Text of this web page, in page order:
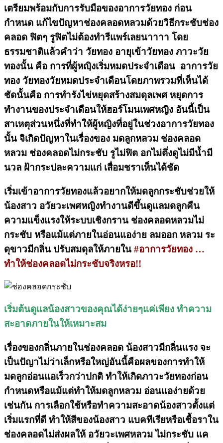
เตรียมพร้อมกับการรับมือของอาการวัยทอง ก่อน
กำหนด แก้ไขปัญหาช่องคลอดหลวมด้วยวิธีกระชับช่อง
คลอด ฟิตๆ รูฟิตไม่ต้องทำรีแพร์เลยนาาาา โดย
ธรรมชาติแล้วคำว่า วัยทอง อายุเข้าวัยทอง ภาวะวัย
ทองนั้น คือ การที่ผู้หญฺิงเริ่มหมดประจำเดือน อาการวัย
ทอง วัยทองวัยหมดประจำเดือนโดยภาพรวมที่เห็นได้
ชัดนั้นคือ การทำรังไข่หยุดสร้างสมดุลเพศ หยุดการ
ทำงานของประจำเดือนให้ฮอร์โมนเพศหญิง อันนี้เป็น
สาเหตุส่วนหนึ่งที่ทำให้ผู้หญิงที่อยู่ในช่วงอาการวัยทอง
นั้น จิเกิดปัญหาในเรื่องของ มดลูกหลวม ช่องคลอด
หลวม ช่องคลอดไม่กระชับ รูไม่ฟิต อกไม่ตึ่งดูไม่มีน้ำมี
นวล ฝ้ากระปละความแก่ เสื่อมชราเห็นได้ชัด
เริ่มเข้าอาการวัยทองแล้วอยากให้มดลูกกระชับช่วยให้
น้องสาว อวัยวะเพศหญิงทำงานดีขึ้นดูแลมดลูกคืน
ความแข็งแรงให้ระบบเชิงกราน ช่องคลอดหลวมไม่
กระชับ หรือแม้แต่ภายในอ่อนแอง่าย ลมออก หลวม ระ
ดุขาวมีกลิ่น ปรับสมดุลให้ภายใน #อาการวัยทอง …
ทำให้ช่องคลอดไม่กระชับจริงหรอ!!
เริ่มต้นดูแลน้องสาวของคุณได้ง่ายๆแค่เพียง ทำความ
สะอาดภายในให้เหมาะสม
เรื่องของกลิ่นภายในช่องคลอด น้องสาวมีกลิ่นแรง จะ
เป็นปัญาไม่ว่าเล็กหรือใหญ่อันนี้คือผลของการทำให้
มดลูกอ่อนแอเร็วกว่าปกติ ทำให้เกิดภาวะวัยทองก่อน
กำหนดหรือแม้แต่ทำให้มดลูกหลวม อ่อนแอง่ายด้วย
เช่นกัน การเลือกใช้หรือทำความสะอาดน้องสาวตั้งแต่
เริ่มแรกที่ดี ทำให้สีของน้องสาว แบคทีเรียหรือเชื้อราใน
ช่องคลอดไม่ส่งผลให้ อวัยวะเพศหลวม ไม่กระชับ แค